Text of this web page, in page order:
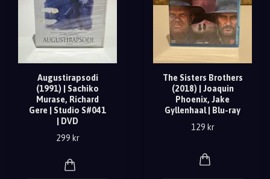
Augustirapsodi
(1991) | Sachiko
Murase, Richard
Gere | Studio S#041
| DVD
299 kr
The Sisters Brothers
(2018) | Joaquin
Phoenix, Jake
Gyllenhaal | Blu-ray
129 kr